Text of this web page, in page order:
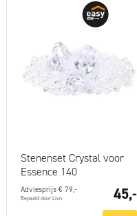
Stenenset Crystal voor
Essence 140
Adviesprijs € 79,-
Bepaald door Livn 45,-